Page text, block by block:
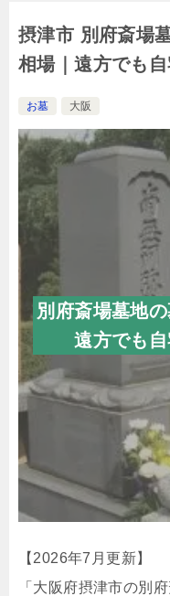
摂津市 別府斎場
相場｜遠方でも
お墓 大阪
別府斎場墓地
遠方でも
【2026年7月更新】
「大阪府摂津市の別